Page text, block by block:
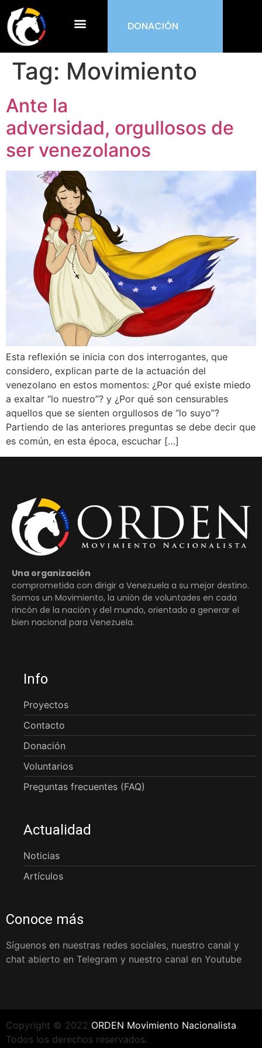
DONACIÓN
Tag: Movimiento
Ante la
adversidad, orgullosos de
ser venezolanos
Esta reflexión se inicia con dos interrogantes, que
considero, explican parte de la actuación del
venezolano en estos momentos: ¿Por qué existe miedo
a exaltar “lo nuestro”? y ¿Por qué son censurables
aquellos que se sienten orgullosos de “lo suyo”?
Partiendo de las anteriores preguntas se debe decir que
es común, en esta época, escuchar […]
Una organización
comprometida con dirigir a Venezuela a su mejor destino.
Somos un Movimiento, la unión de voluntades en cada
rincón de la nación y del mundo, orientado a generar el
bien nacional para Venezuela.
Info
Proyectos
Contacto
Donación
Voluntarios
Preguntas frecuentes (FAQ)
Actualidad
Noticias
Artículos
Conoce más
Síguenos en nuestras redes sociales, nuestro canal y
chat abierto en Telegram y nuestro canal en Youtube
Copyright © 2022 ORDEN Movimiento Nacionalista.
Todos los derechos reservados.